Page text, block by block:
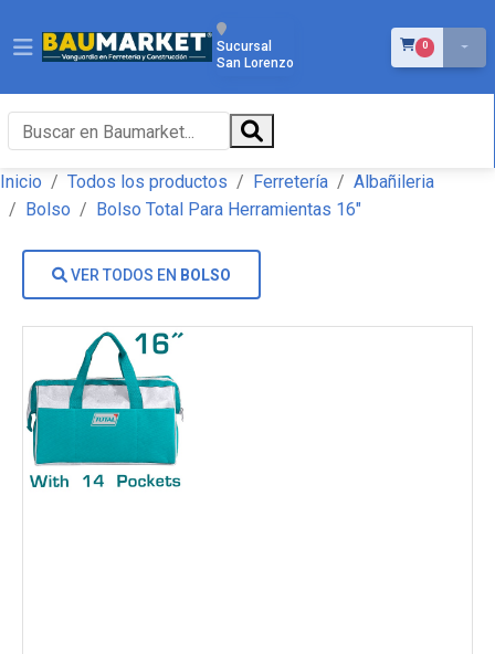
Sucursal
San Lorenzo
0ÍTEMS EN EL
Inicio Todos los productos Ferretería
Albañileria
Bolso
Bolso Total Para Herramientas 16"
VER TODOS EN BOLSO